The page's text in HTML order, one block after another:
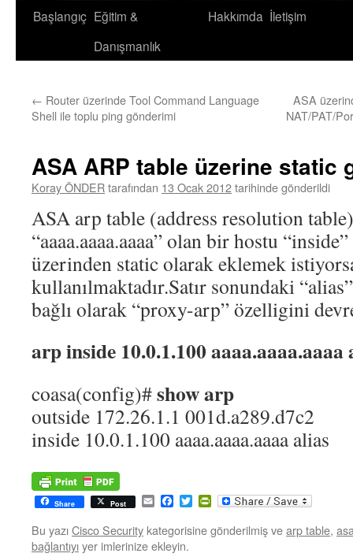
İçeriğe
Başlangıç Eğitim &
Danışmanlık
Hakkımda İletişim
← Router üzerinde Tool Command Language
Shell ile toplu ping gönderimi
ASA
NAT/PAT/
ASA ARP table üzerine static
Koray ÖNDERtarafından 13 Ocak 2012tarihinde gönderildi
ASA arp table (address resolution
“aaaa.aaaa.aaaa” olan bir hostu
üzerinden static olarak eklemek
kullanılmaktadır.Satır sonundaki
bağlı olarak “proxy-arp” özelligini
arp inside 10.0.1.100 aaaa.aaaa.aaaa
coasa(config)#show arp
outside 172.26.1.1 001d.a289.d7c2
inside 10.0.1.100 aaaa.aaaa.aaaa alias
Share Post EmailFacebook
TwitterPrintFriendly
Bu yazıCisco Security kategorisine gönderilmiş vearp table,
bağlantıyıyer imlerinize ekleyin.